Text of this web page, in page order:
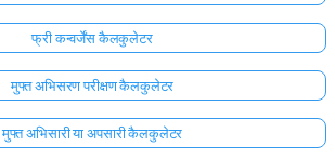
फ्री कन्वर्जेंस कैलकुलेटर
मुफ्त अभिसरण परीक्षण कैलकुलेटर
मुफ्त अभिसारी या अपसारी कैलकुलेटर